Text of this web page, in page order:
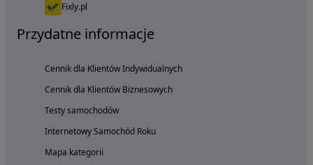
Fixly.pl
Przydatne informacje
Cennik dla Klientów Indywidualnych
Cennik dla Klientów Biznesowych
Testy samochodów
Internetowy Samochód Roku
Mapa kategorii